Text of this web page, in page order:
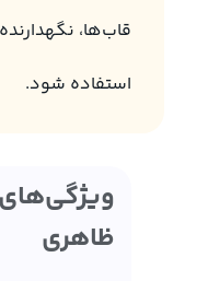
قاب‌ها،
استفاده شود.
ویژگی‌های
ظاهری